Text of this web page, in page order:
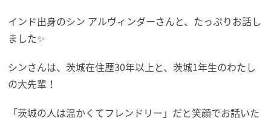
インド出身のシン アルヴィンダーさんと、たっぷりお話し
ました✨
シンさんは、茨城在住歴30年以上と、茨城1年生のわたし
の大先輩！
「茨城の人は温かくてフレンドリー」だと笑顔でお話いた